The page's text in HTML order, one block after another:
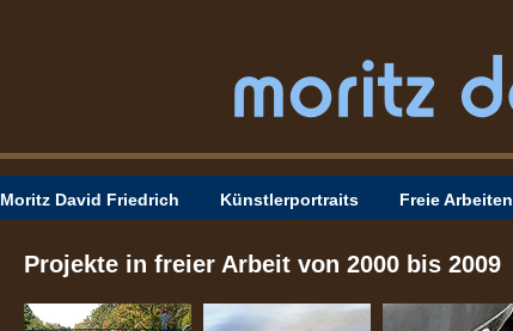
Moritz David Friedrich Künstlerportraits Freie Arbeiten
Projekte in freier Arbeit von 2000 bis 2009